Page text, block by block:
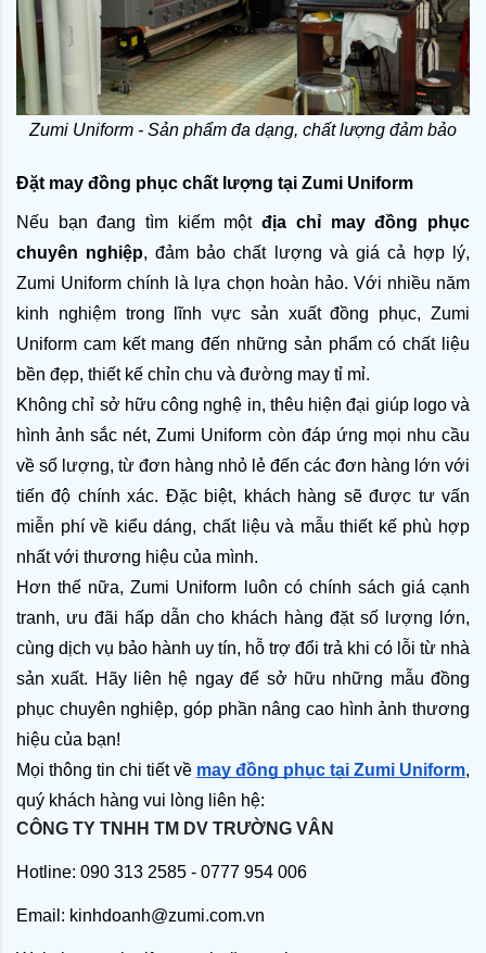
Zumi Uniform - Sản phẩm đa dạng, chất lượng đảm bảo
Đặt may đồng phục chất lượng tại Zumi Uniform
Nếu bạn đang tìm kiếm một địa chỉ may đồng phục
chuyên nghiệp, đảm bảo chất lượng và giá cả hợp lý,
Zumi Uniform chính là lựa chọn hoàn hảo. Với nhiều năm
kinh nghiệm trong lĩnh vực sản xuất đồng phục, Zumi
Uniform cam kết mang đến những sản phẩm có chất liệu
bền đẹp, thiết kế chỉn chu và đường may tỉ mỉ.
Không chỉ sở hữu công nghệ in, thêu hiện đại giúp logo và
hình ảnh sắc nét, Zumi Uniform còn đáp ứng mọi nhu cầu
về số lượng, từ đơn hàng nhỏ lẻ đến các đơn hàng lớn với
tiến độ chính xác. Đặc biệt, khách hàng sẽ được tư vấn
miễn phí về kiểu dáng, chất liệu và mẫu thiết kế phù hợp
nhất với thương hiệu của mình.
Hơn thế nữa, Zumi Uniform luôn có chính sách giá cạnh
tranh, ưu đãi hấp dẫn cho khách hàng đặt số lượng lớn,
cùng dịch vụ bảo hành uy tín, hỗ trợ đổi trả khi có lỗi từ nhà
sản xuất. Hãy liên hệ ngay để sở hữu những mẫu đồng
phục chuyên nghiệp, góp phần nâng cao hình ảnh thương
hiệu của bạn!
Mọi thông tin chi tiết về may đồng phục tại Zumi Uniform,
quý khách hàng vui lòng liên hệ:
CÔNG TY TNHH TM DV TRƯỜNG VÂN
Hotline: 090 313 2585 - 0777 954 006
Email: kinhdoanh@zumi.com.vn